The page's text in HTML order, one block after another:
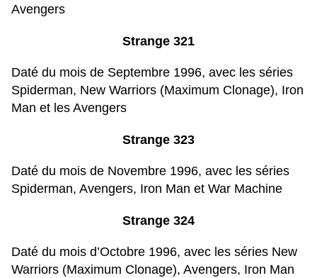
Avengers
Strange 321
Daté du mois de Septembre 1996, avec les séries
Spiderman, New Warriors (Maximum Clonage), Iron
Man et les Avengers
Strange 323
Daté du mois de Novembre 1996, avec les séries
Spiderman, Avengers, Iron Man et War Machine
Strange 324
Daté du mois d’Octobre 1996, avec les séries New
Warriors (Maximum Clonage), Avengers, Iron Man